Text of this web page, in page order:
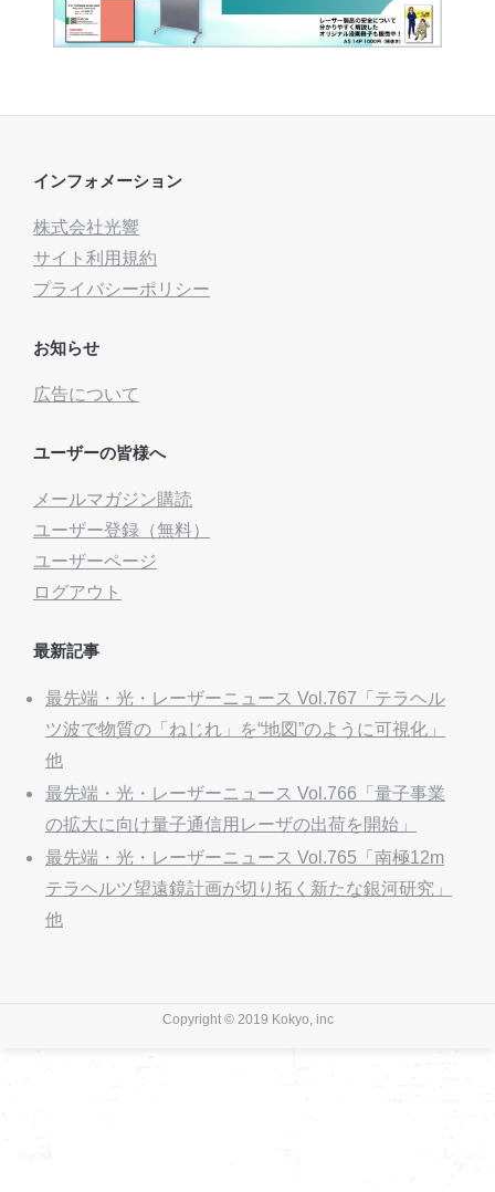
インフォメーション
株式会社光響
サイト利用規約
プライバシーポリシー
お知らせ
広告について
ユーザーの皆様へ
メールマガジン購読
ユーザー登録（無料）
ユーザーページ
ログアウト
最新記事
最先端・光・レーザーニュース Vol.767「テラヘル
ツ波で物質の「ねじれ」を“地図”のように可視化」
他
最先端・光・レーザーニュース Vol.766「量子事業
の拡大に向け量子通信用レーザの出荷を開始」
最先端・光・レーザーニュース Vol.765「南極12m
テラヘルツ望遠鏡計画が切り拓く新たな銀河研究」
他
Copyright © 2019 Kokyo, inc